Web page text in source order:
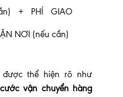
+ PHÍ GIAO
NƠI (nếu cần)
thể hiện rõ như
vận chuyển hàng